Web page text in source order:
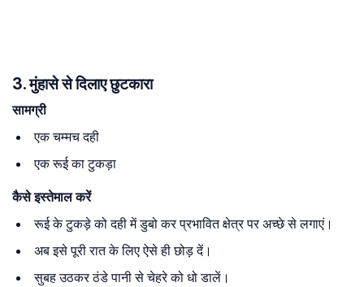
3. मुंहासे से दिलाए छुटकारा
सामग्री
एक चम्मच दही
एक रूई का टुकड़ा
कैसे इस्तेमाल करें
रूई के टुकड़े को दही में डुबो कर प्रभावित क्षेत्र पर अच्छे से लगाएं।
अब इसे पूरी रात के लिए ऐसे ही छोड़ दें।
सुबह उठकर ठंडे पानी से चेहरे को धो डालें।